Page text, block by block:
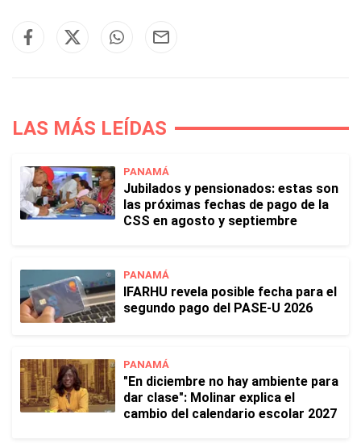
LAS MÁS LEÍDAS
PANAMÁ
Jubilados y pensionados: estas son
las próximas fechas de pago de la
CSS en agosto y septiembre
PANAMÁ
IFARHU revela posible fecha para el
segundo pago del PASE-U 2026
PANAMÁ
"En diciembre no hay ambiente para
dar clase": Molinar explica el
cambio del calendario escolar 2027